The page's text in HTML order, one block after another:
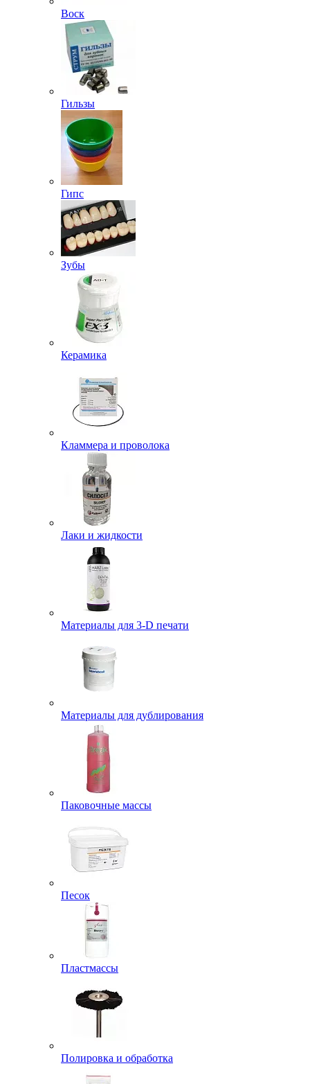
Воск
Гильзы
Гипс
Зубы
Керамика
Кламмера и проволока
Лаки и жидкости
Материалы для 3-D печати
Материалы для дублирования
Паковочные массы
Песок
Пластмассы
Полировка и обработка